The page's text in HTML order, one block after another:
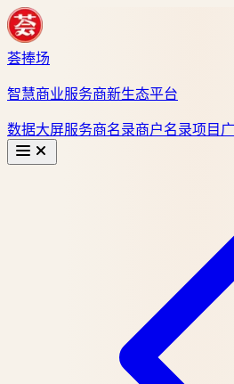
荟捧场
智慧商业服务商新生态平台
数据大屏服务商名录商户名录项目